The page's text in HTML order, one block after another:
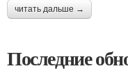
читать дальше →
Последние